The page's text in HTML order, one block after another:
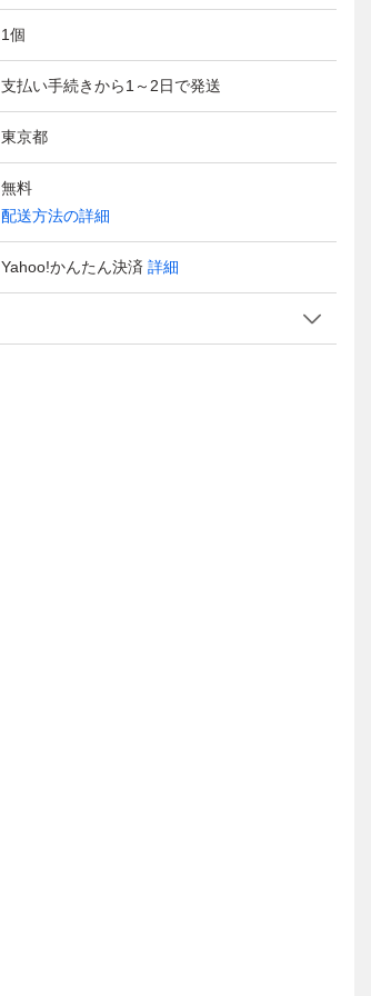
1個
支払い手続きから1～2日で発送
東京都
無料
配送方法の詳細
Yahoo!かんたん決済 詳細